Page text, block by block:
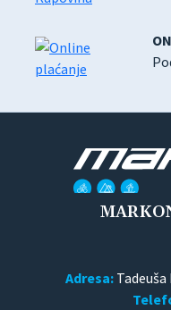
Adresa:Tadeuša